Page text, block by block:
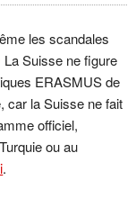
les scandales
La Suisse ne figure
ERASMUS de
car la Suisse ne fait
officiel,
ou au
.